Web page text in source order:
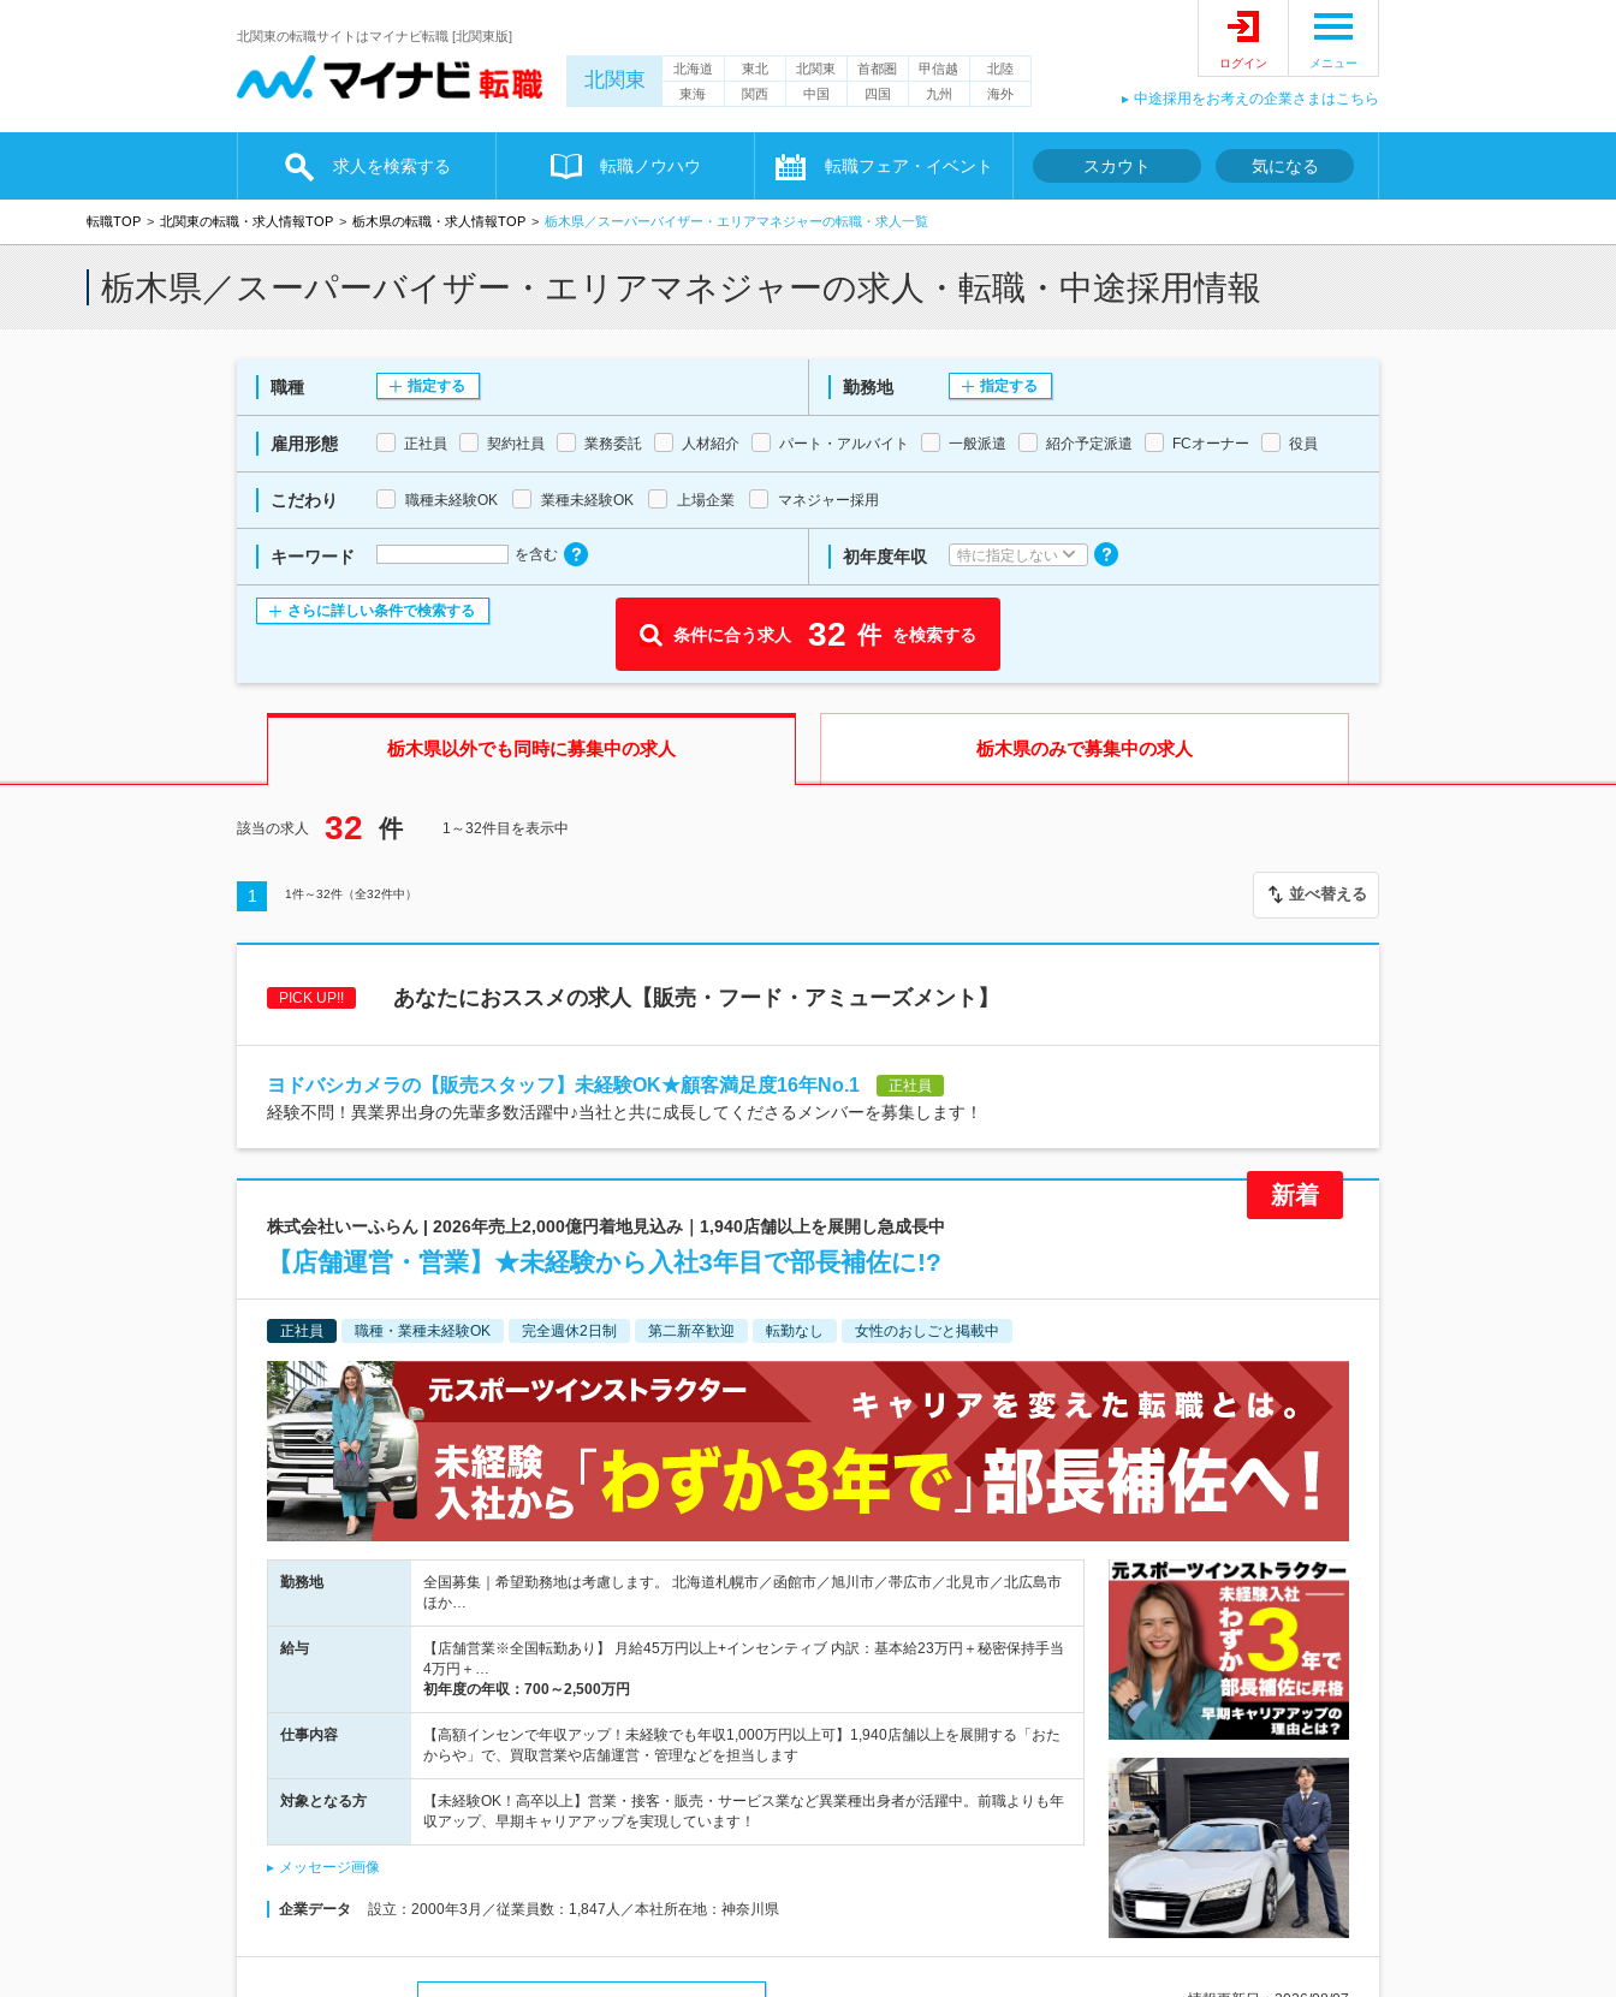
北関東の転職サイトはマイナビ転職 [北関東版]
北関東 北海道 東北 北関東 首都圏 甲信越
北陸
東海
関西 中国 四国 九州 海外
ログイン メニュー
中途採用をお考えの企業さまはこちら
求人を検索する 転職ノウハウ 転職フェア・イベント スカウト 気になる
転職TOP 北関東の転職・求人情報TOP 栃木県の転職・求人情報TOP 栃木県／スーパーバイザー・エリアマネジャーの転職・求人一覧
栃木県／スーパーバイザー・エリアマネジャーの求人・転職・中途採用情報
職種 指定する 勤務地 指定する
雇用形態 正社員 契約社員 業務委託 人材紹介 パート・アルバイト 一般派遣 紹介予定派遣 FCオーナー 役員
こだわり 職種未経験OK 業種未経験OK 上場企業 マネジャー採用
キーワード を含む 初年度年収 特に指定しない
さらに詳しい条件で検索する
条件に合う求人 32 件 を検索する
栃木県以外でも同時に募集中の求人 栃木県のみで募集中の求人
該当の求人 32 件 1～32件目を表示中
1 1件～32件（全32件中） 並べ替える
PICK UP!! あなたにおススメの求人【販売・フード・アミューズメント】
ヨドバシカメラの【販売スタッフ】未経験OK★顧客満足度16年No.1 正社員
経験不問！異業界出身の先輩多数活躍中♪当社と共に成長してくださるメンバーを募集します！
株式会社いーふらん | 2026年売上2,000億円着地見込み｜1,940店舗以上を展開し急成長中
【店舗運営・営業】★未経験から入社3年目で部長補佐に!?
正社員 職種・業種未経験OK 完全週休2日制 第二新卒歓迎 転勤なし 女性のおしごと掲載中
勤務地
全国募集｜希望勤務地は考慮します。 北海道札幌市／函館市／旭川市／帯広市／北見市／北広島市
ほか…
給与
【店舗営業※全国転勤あり】 月給45万円以上+インセンティブ 内訳：基本給23万円＋秘密保持手当
4万円＋…
初年度の年収： 700～2,500万円
仕事内容
【高額インセンで年収アップ！未経験でも年収1,000万円以上可】1,940店舗以上を展開する「おた
からや」で、買取営業や店舗運営・管理などを担当します
対象となる方
【未経験OK！高卒以上】営業・接客・販売・サービス業など異業種出身者が活躍中。前職よりも年
収アップ、早期キャリアアップを実現しています！
メッセージ画像
企業データ 設立：2000年3月／従業員数：1,847人／本社所在地：神奈川県